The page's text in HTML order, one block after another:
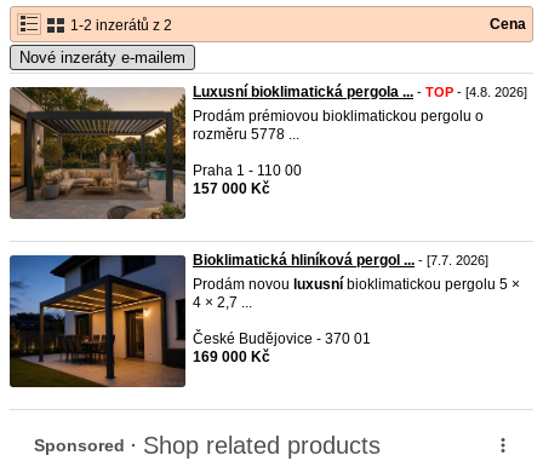
1-2 inzerátů z 2 Cena
Nové inzeráty e-mailem
Luxusní bioklimatická pergola ... - TOP - [4.8. 2026]
Prodám prémiovou bioklimatickou pergolu o
rozměru 5778 ...
Praha 1 - 110 00
157 000 Kč
Bioklimatická hliníková pergol ... - [7.7. 2026]
Prodám novou luxusní bioklimatickou pergolu 5 ×
4 × 2,7 ...
České Budějovice - 370 01
169 000 Kč